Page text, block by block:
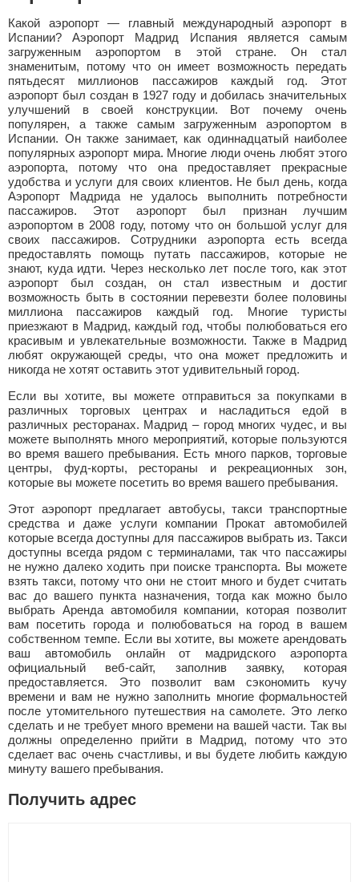
Какой аэропорт — главный международный аэропорт в
Испании? Аэропорт Мадрид Испания является самым
загруженным аэропортом в этой стране. Он стал
знаменитым, потому что он имеет возможность передать
пятьдесят миллионов пассажиров каждый год. Этот
аэропорт был создан в 1927 году и добилась значительных
улучшений в своей конструкции. Вот почему очень
популярен, а также самым загруженным аэропортом в
Испании. Он также занимает, как одиннадцатый наиболее
популярных аэропорт мира. Многие люди очень любят этого
аэропорта, потому что она предоставляет прекрасные
удобства и услуги для своих клиентов. Не был день, когда
Аэропорт Мадрида не удалось выполнить потребности
пассажиров. Этот аэропорт был признан лучшим
аэропортом в 2008 году, потому что он большой услуг для
своих пассажиров. Сотрудники аэропорта есть всегда
предоставлять помощь путать пассажиров, которые не
знают, куда идти. Через несколько лет после того, как этот
аэропорт был создан, он стал известным и достиг
возможность быть в состоянии перевезти более половины
миллиона пассажиров каждый год. Многие туристы
приезжают в Мадрид, каждый год, чтобы полюбоваться его
красивым и увлекательные возможности. Также в Мадрид
любят окружающей среды, что она может предложить и
никогда не хотят оставить этот удивительный город.
Если вы хотите, вы можете отправиться за покупками в
различных торговых центрах и насладиться едой в
различных ресторанах. Мадрид – город многих чудес, и вы
можете выполнять много мероприятий, которые пользуются
во время вашего пребывания. Есть много парков, торговые
центры, фуд-корты, рестораны и рекреационных зон,
которые вы можете посетить во время вашего пребывания.
Этот аэропорт предлагает автобусы, такси транспортные
средства и даже услуги компании Прокат автомобилей
которые всегда доступны для пассажиров выбрать из. Такси
доступны всегда рядом с терминалами, так что пассажиры
не нужно далеко ходить при поиске транспорта. Вы можете
взять такси, потому что они не стоит много и будет считать
вас до вашего пункта назначения, тогда как можно было
выбрать Аренда автомобиля компании, которая позволит
вам посетить города и полюбоваться на город в вашем
собственном темпе. Если вы хотите, вы можете арендовать
ваш автомобиль онлайн от мадридского аэропорта
официальный веб-сайт, заполнив заявку, которая
предоставляется. Это позволит вам сэкономить кучу
времени и вам не нужно заполнить многие формальностей
после утомительного путешествия на самолете. Это легко
сделать и не требует много времени на вашей части. Так вы
должны определенно прийти в Мадрид, потому что это
сделает вас очень счастливы, и вы будете любить каждую
минуту вашего пребывания.
Получить адрес